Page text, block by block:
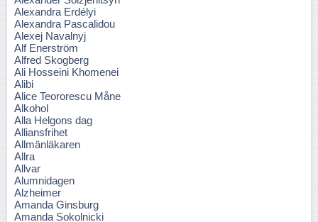
Alexandra Erdélyi
Alexandra Pascalidou
Alexej Navalnyj
Alf Enerström
Alfred Skogberg
Ali Hosseini Khomenei
Alibi
Alice Teororescu Måne
Alkohol
Alla Helgons dag
Alliansfrihet
Allmänläkaren
Allra
Allvar
Alumnidagen
Alzheimer
Amanda Ginsburg
Amanda Sokolnicki